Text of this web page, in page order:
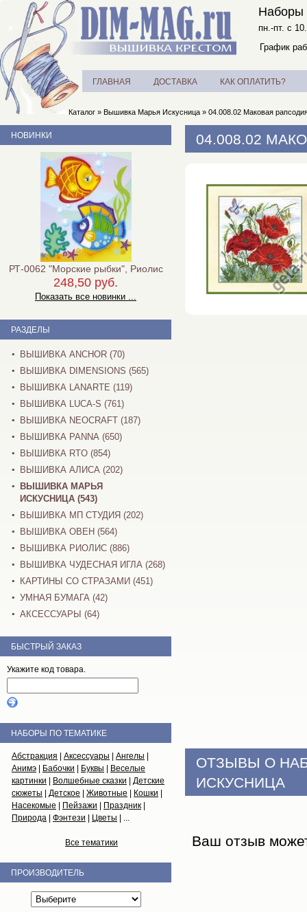
Наборы
пн.-пт. с
График
ГЛАВНАЯ ДОСТАВКА КАК ОПЛАТИТЬ?
Каталог » Вышивка Марья Искусница » 04.008.02 Маковая
04.008.02
ОТЗЫВЫ О
ИСКУСНИЦА
Ваш отзыв
НОВИНКИ
РТ-0062 "Морские рыбки", Риолис
248,50 руб.
Показать все новинки ...
РАЗДЕЛЫ
ВЫШИВКА ANCHOR (70)
ВЫШИВКА DIMENSIONS (565)
ВЫШИВКА LANARTE (119)
ВЫШИВКА LUCA-S (761)
ВЫШИВКА NEOCRAFT (187)
ВЫШИВКА PANNA (650)
ВЫШИВКА RTO (854)
ВЫШИВКА АЛИСА (202)
ВЫШИВКА МАРЬЯ
ИСКУСНИЦА (543)
ВЫШИВКА МП СТУДИЯ (202)
ВЫШИВКА ОВЕН (564)
ВЫШИВКА РИОЛИС (886)
ВЫШИВКА ЧУДЕСНАЯ ИГЛА (268)
КАРТИНЫ СО СТРАЗАМИ (451)
УМНАЯ БУМАГА (42)
АКСЕССУАРЫ (64)
БЫСТРЫЙ ЗАКАЗ
Укажите код товара.
НАБОРЫ ПО ТЕМАТИКЕ
Абстракция Аксессуары Ангелы
Анимэ
Бабочки Буквы
Веселые
картинки
Волшебные сказки
Детские
сюжеты
Детское Животные Кошки
Насекомые
Пейзажи Праздник
Природа
Фэнтези Цветы | ...
Все тематики
ПРОИЗВОДИТЕЛЬ